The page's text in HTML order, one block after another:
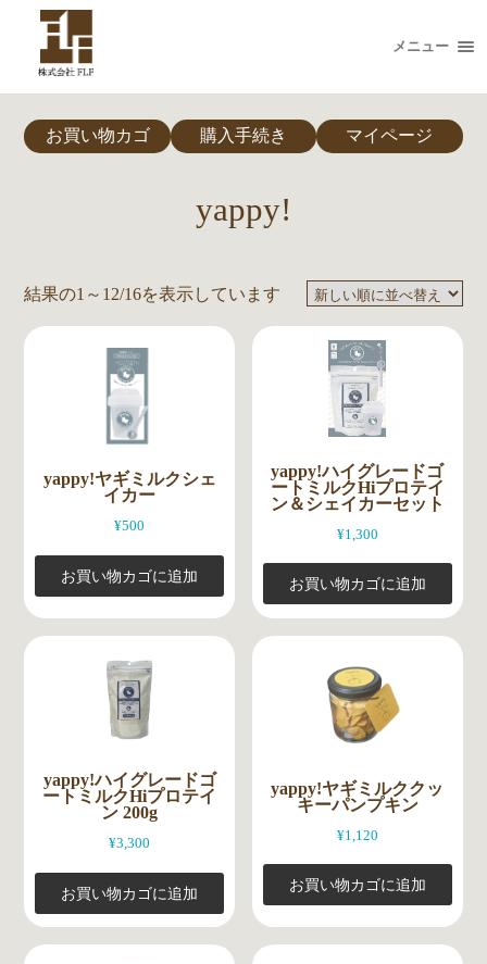
メニュー
yappy!
お買い物カゴ 購入手続き マイページ
結果の1～12/16を表示しています
yappy!ヤギミルクシェ
イカー
¥500
お買い物カゴに追加
yappy!ハイグレードゴ
ートミルクHiプロテイ
ン＆シェイカーセット
¥1,300
お買い物カゴに追加
yappy!ハイグレードゴ
ートミルクHiプロテイ
ン 200g
¥3,300
お買い物カゴに追加
yappy!ヤギミルククッ
キーパンプキン
¥1,120
お買い物カゴに追加